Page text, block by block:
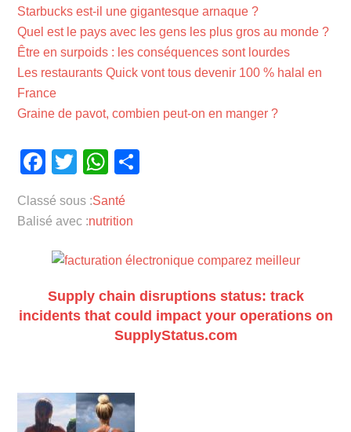
Starbucks est-il une gigantesque arnaque ?
Quel est le pays avec les gens les plus gros au monde ?
Être en surpoids : les conséquences sont lourdes
Les restaurants Quick vont tous devenir 100 % halal en
France
Graine de pavot, combien peut-on en manger ?
Facebook
TwitterWhatsApp
Classé sous :Santé
Balisé avec :nutrition
Supply chain disruptions status: track
incidents that could impact your operations on
SupplyStatus.com